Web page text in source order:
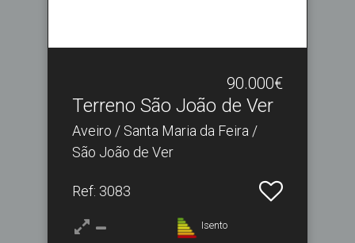
90.000€
Terreno São João de Ver
Aveiro / Santa Maria da Feira /
São João de Ver
Ref: 3083
Isento